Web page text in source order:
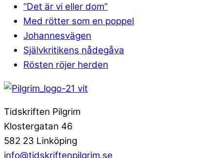
“Det är vi eller dom”
Med rötter som en poppel
Johannesvägen
Självkritikens nådegåva
Rösten röjer herden
Tidskriften Pilgrim
Klostergatan 46
582 23 Linköping
info@tidskriftenpilgrim.se